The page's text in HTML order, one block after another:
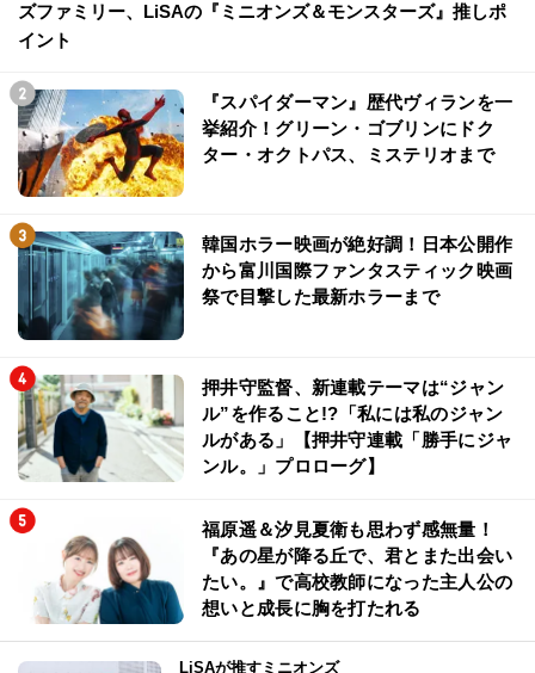
ズファミリー、LiSAの『ミニオンズ＆モンスターズ』推しポ
イント
『スパイダーマン』歴代ヴィランを一
挙紹介！グリーン・ゴブリンにドク
ター・オクトパス、ミステリオまで
韓国ホラー映画が絶好調！日本公開作
から富川国際ファンタスティック映画
祭で目撃した最新ホラーまで
押井守監督、新連載テーマは“ジャン
ル”を作ること!?「私には私のジャン
ルがある」【押井守連載「勝手にジャ
ンル。」プロローグ】
福原遥＆汐見夏衛も思わず感無量！
『あの星が降る丘で、君とまた出会い
たい。』で高校教師になった主人公の
想いと成長に胸を打たれる
LiSAが推すミニオンズ